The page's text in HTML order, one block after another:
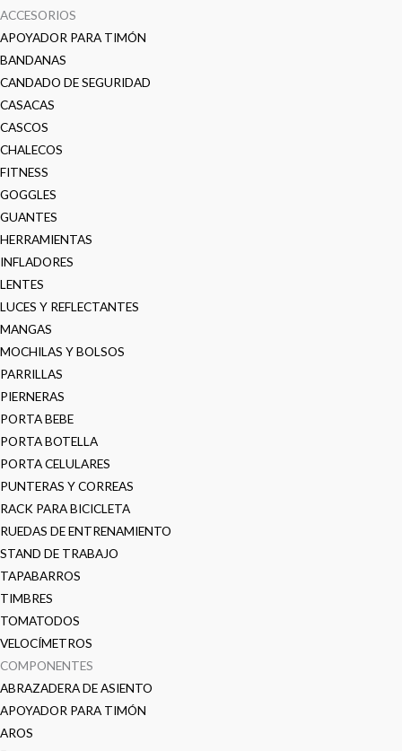
ACCESORIOS
APOYADOR PARA TIMÓN
BANDANAS
CANDADO DE SEGURIDAD
CASACAS
CASCOS
CHALECOS
FITNESS
GOGGLES
GUANTES
HERRAMIENTAS
INFLADORES
LENTES
LUCES Y REFLECTANTES
MANGAS
MOCHILAS Y BOLSOS
PARRILLAS
PIERNERAS
PORTA BEBE
PORTA BOTELLA
PORTA CELULARES
PUNTERAS Y CORREAS
RACK PARA BICICLETA
RUEDAS DE ENTRENAMIENTO
STAND DE TRABAJO
TAPABARROS
TIMBRES
TOMATODOS
VELOCÍMETROS
COMPONENTES
ABRAZADERA DE ASIENTO
APOYADOR PARA TIMÓN
AROS